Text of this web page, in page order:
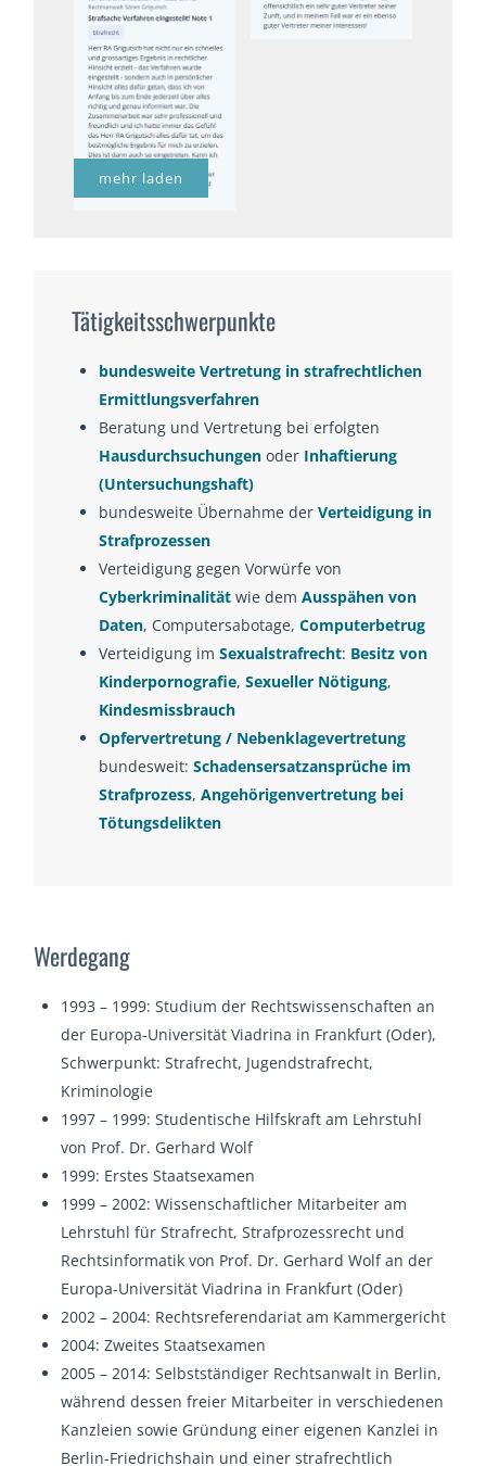
mehr laden
Tätigkeitsschwerpunkte
bundesweite Vertretung in strafrechtlichen
Ermittlungsverfahren
Beratung und Vertretung bei erfolgten
Hausdurchsuchungen oder Inhaftierung
(Untersuchungshaft)
bundesweite Übernahme derVerteidigung in
Strafprozessen
Verteidigung gegen Vorwürfe von
Cyberkriminalität wie demAusspähen von
Daten, Computersabotage,Computerbetrug
Verteidigung imSexualstrafrecht: Besitz von
Kinderpornografie,Sexueller Nötigung,
Kindesmissbrauch
Opfervertretung / Nebenklagevertretung
bundesweit:Schadensersatzansprüche im
Strafprozess,Angehörigenvertretung bei
Tötungsdelikten
Werdegang
1993 – 1999: Studium der Rechtswissenschaften an
der Europa-Universität Viadrina in Frankfurt (Oder),
Schwerpunkt: Strafrecht, Jugendstrafrecht,
Kriminologie
1997 – 1999: Studentische Hilfskraft am Lehrstuhl
von Prof. Dr. Gerhard Wolf
1999: Erstes Staatsexamen
1999 – 2002: Wissenschaftlicher Mitarbeiter am
Lehrstuhl für Strafrecht, Strafprozessrecht und
Rechtsinformatik von Prof. Dr. Gerhard Wolf an der
Europa-Universität Viadrina in Frankfurt (Oder)
2002 – 2004: Rechtsreferendariat am Kammergericht
2004: Zweites Staatsexamen
2005 – 2014: Selbstständiger Rechtsanwalt in Berlin,
während dessen freier Mitarbeiter in verschiedenen
Kanzleien sowie Gründung einer eigenen Kanzlei in
Berlin-Friedrichshain und einer strafrechtlich